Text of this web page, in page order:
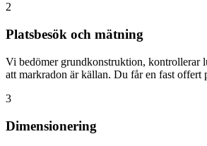
2
Platsbesök och mätning
Vi bedömer grundkonstruktion, kontrollerar
att markradon är källan. Du får en fast offert
3
Dimensionering